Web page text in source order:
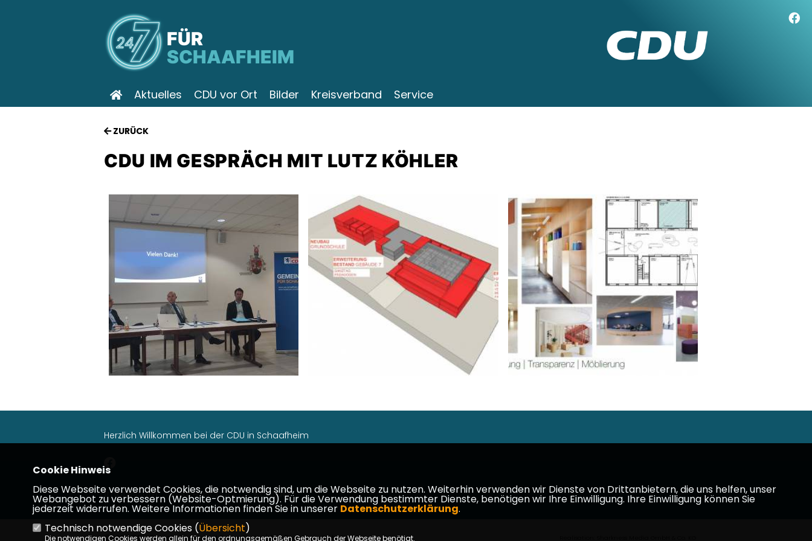
FÜR
SCHAAFHEIM
Aktuelles CDU vor Ort Bilder Kreisverband Service
ZURÜCK
CDU IM GESPRÄCH MIT LUTZ KÖHLER
Herzlich Willkommen bei der CDU in Schaafheim
Impressum Datenschutz Kontakt
©2026 CDU Gemeindeverband Schaafheim | Alle Rechte vorbehalten.
Cookie Hinweis
Diese Webseite verwendet Cookies, die notwendig sind, um die Webseite zu nutzen. Weiterhin verwenden wir Dienste von Drittanbietern, die uns helfen, unser
Webangebot zu verbessern (Website-Optmierung). Für die Verwendung bestimmter Dienste, benötigen wir Ihre Einwilligung. Ihre Einwilligung können Sie
jederzeit widerrufen. Weitere Informationen finden Sie in unserer Datenschutzerklärung.
Technisch notwendige Cookies (Übersicht)
Die notwendigen Cookies werden allein für den ordnungsgemäßen Gebrauch der Webseite benötigt.